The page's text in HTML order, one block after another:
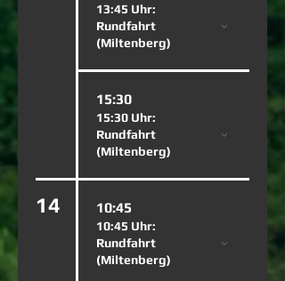
13:45 Uhr:
Rundfahrt
(Miltenberg)
15:30
15:30 Uhr:
Rundfahrt
(Miltenberg)
14 10:45
10:45 Uhr:
Rundfahrt
(Miltenberg)